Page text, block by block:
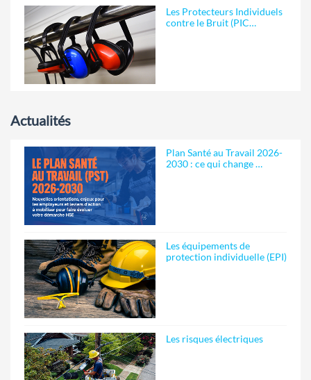
Les Protecteurs Individuels
contre le Bruit (PIC…
Actualités
Plan Santé au Travail 2026-
2030 : ce qui change …
Les équipements de
protection individuelle (EPI)
Les risques électriques